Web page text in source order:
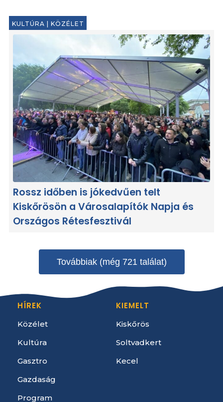
KULTÚRA | KÖZÉLET
Rossz időben is jókedvűen telt
Kiskőrösön a Városalapítók Napja és
Országos Rétesfesztivál
Továbbiak (még 721 találat)
HÍREK
Közélet
Kultúra
Gasztro
Gazdaság
Program
KIEMELT
Kiskőrös
Soltvadkert
Kecel